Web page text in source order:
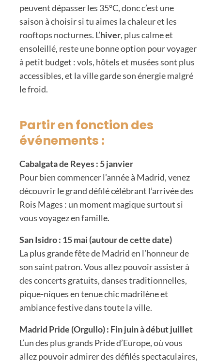
peuvent dépasser les 35°C, donc c’est une
saison à choisir si tu aimes la chaleur et les
rooftops nocturnes. L’hiver, plus calme et
ensoleillé, reste une bonne option pour voyager
à petit budget : vols, hôtels et musées sont plus
accessibles, et la ville garde son énergie malgré
le froid.
Partir en fonction des
événements :
Cabalgata de Reyes : 5 janvier
Pour bien commencer l’année à Madrid, venez
découvrir le grand défilé célébrant l’arrivée des
Rois Mages : un moment magique surtout si
vous voyagez en famille.
San Isidro : 15 mai (autour de cette date)
La plus grande fête de Madrid en l’honneur de
son saint patron. Vous allez pouvoir assister à
des concerts gratuits, danses traditionnelles,
pique-niques en tenue chic madrilène et
ambiance festive dans toute la ville.
Madrid Pride (Orgullo) : Fin juin à début juillet
L’un des plus grands Pride d’Europe, où vous
allez pouvoir admirer des défilés spectaculaires,